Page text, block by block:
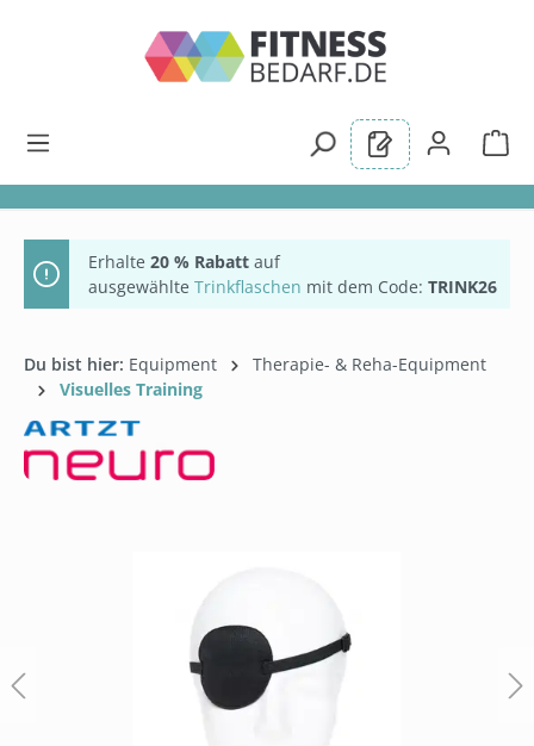
Erhalte 20 % Rabatt auf
ausgewählte Trinkflaschen mit dem Code: TRINK26
Du bist hier: Equipment
Therapie- & Reha-Equipment
Visuelles Training